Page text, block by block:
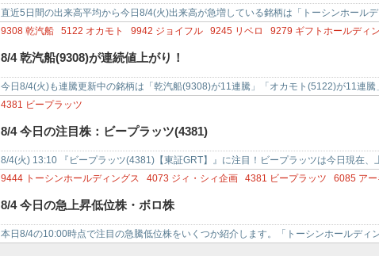
直近5日間の出来高平均から今日8/4(火)出来高が急増している銘柄は「トーシンホール
倍」「テーオーホ…
9308 乾汽船 5122 オカモト 9942 ジョイフル 9245 リベロ 9279 ギフトホールディ
8/4 乾汽船(9308)が連続値上がり！
今日8/4(火)も連騰更新中の銘柄は「乾汽船(9308)が11連騰」「オカモト(5122)が11連
ベロ(…
4381 ビープラッツ
8/4 今日の注目株：ビープラッツ(4381)
8/4(火) 13:10 『ビープラッツ(4381)【東証GRT】』に注目！ビープラッツは今日現在
と、7/31…
9444 トーシンホールディングス 4073 ジィ・シィ企画 4381 ビープラッツ 6085 ア
8/4 今日の急上昇低位株・ボロ株
本日8/4の10:00時点で注目の急騰低位株をいくつか紹介します。「トーシンホールディ